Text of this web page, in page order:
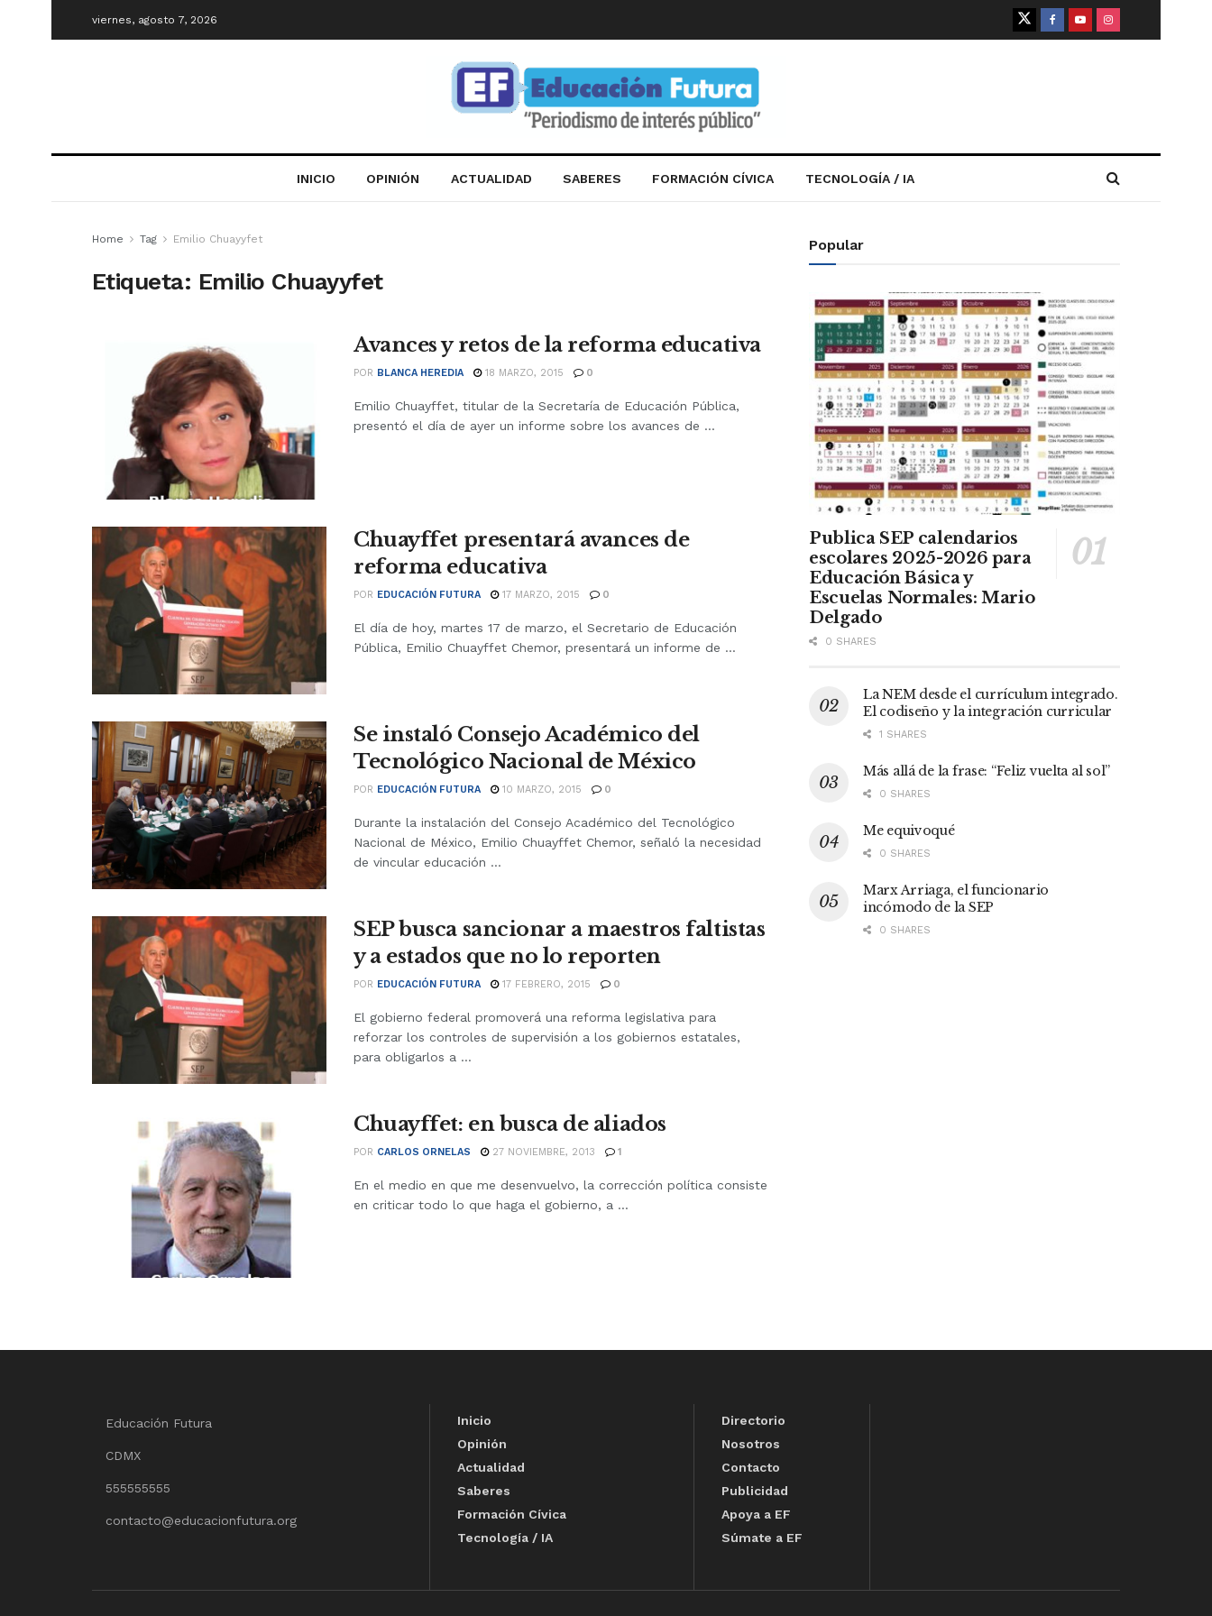
viernes, agosto 7, 2026
INICIO OPINIÓN ACTUALIDAD SABERES FORMACIÓN CÍVICA TECNOLOGÍA / IA
Home Tag Emilio Chuayyfet
Etiqueta: Emilio Chuayyfet
Avances y retos de la reforma educativa
POR BLANCA HEREDIA 18 MARZO, 2015 0
Emilio Chuayffet, titular de la Secretaría de Educación Pública,
presentó el día de ayer un informe sobre los avances de ...
Chuayffet presentará avances de
reforma educativa
POR EDUCACIÓN FUTURA 17 MARZO, 2015 0
El día de hoy, martes 17 de marzo, el Secretario de Educación
Pública, Emilio Chuayffet Chemor, presentará un informe de ...
Se instaló Consejo Académico del
Tecnológico Nacional de México
POR EDUCACIÓN FUTURA 10 MARZO, 2015 0
Durante la instalación del Consejo Académico del Tecnológico
Nacional de México, Emilio Chuayffet Chemor, señaló la necesidad
de vincular educación ...
SEP busca sancionar a maestros faltistas
y a estados que no lo reporten
POR EDUCACIÓN FUTURA 17 FEBRERO, 2015 0
El gobierno federal promoverá una reforma legislativa para
reforzar los controles de supervisión a los gobiernos estatales,
para obligarlos a ...
Chuayffet: en busca de aliados
POR CARLOS ORNELAS 27 NOVIEMBRE, 2013 1
En el medio en que me desenvuelvo, la corrección política consiste
en criticar todo lo que haga el gobierno, a ...
Popular
Publica SEP calendarios
escolares 2025-2026 para
Educación Básica y
Escuelas Normales: Mario
Delgado
0 SHARES
La NEM desde el currículum integrado.
El codiseño y la integración curricular
1 SHARES
Más allá de la frase: “Feliz vuelta al sol”
0 SHARES
Me equivoqué
0 SHARES
Marx Arriaga, el funcionario
incómodo de la SEP
0 SHARES
Educación Futura
CDMX
555555555
contacto@educacionfutura.org
Inicio
Opinión
Actualidad
Saberes
Formación Cívica
Tecnología / IA
Directorio
Nosotros
Contacto
Publicidad
Apoya a EF
Súmate a EF